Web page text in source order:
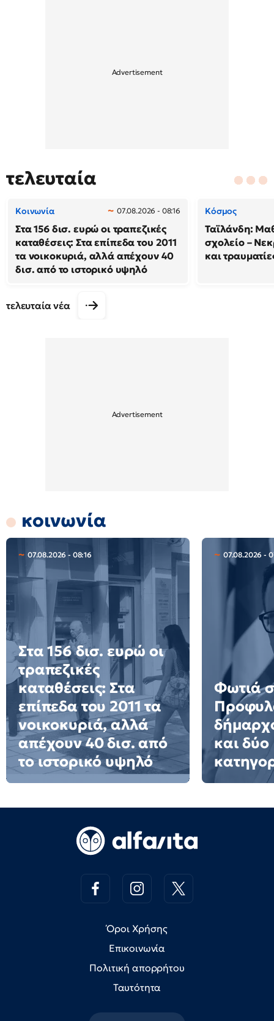
τελευταία
Κοινωνία 07.08.2026 - 08:16
Στα 156 δισ. ευρώ οι τραπεζικές
καταθέσεις: Στα επίπεδα του 2011
τα νοικοκυριά, αλλά απέχουν 40
δισ. από το ιστορικό υψηλό
Κόσμος
Ταϊλάνδη:
σχολείο –
και
τελευταία νέα
κοινωνία
07.08.2026 - 08:16
Στα 156 δισ. ευρώ οι
τραπεζικές
καταθέσεις: Στα
επίπεδα του 2011 τα
νοικοκυριά, αλλά
απέχουν 40 δισ. από
το ιστορικό υψηλό
07.08.2026 -
Φωτιά
και δύο
Όροι Χρήσης
Επικοινωνία
Πολιτική απορρήτου
Ταυτότητα